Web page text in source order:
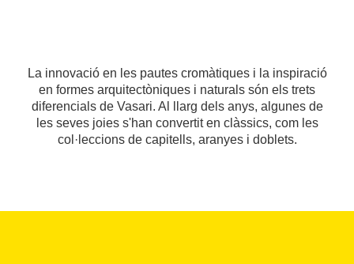
La innovació en les pautes cromàtiques i la inspiració
en formes arquitectòniques i naturals són els trets
diferencials de Vasari. Al llarg dels anys, algunes de
les seves joies s'han convertit en clàssics, com les
col·leccions de capitells, aranyes i doblets.